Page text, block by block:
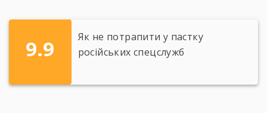
9.9
Як не потрапити у пастку
російських спецслужб